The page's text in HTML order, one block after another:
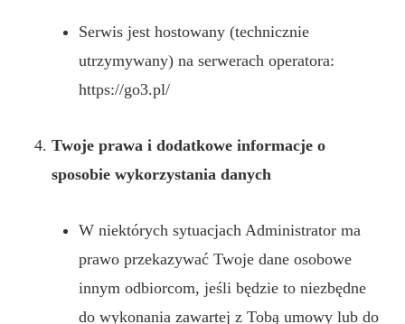
Serwis jest hostowany (technicznie
utrzymywany) na serwerach operatora:
https://go3.pl/
Twoje prawa i dodatkowe informacje o
sposobie wykorzystania danych
W niektórych sytuacjach Administrator ma
prawo przekazywać Twoje dane osobowe
innym odbiorcom, jeśli będzie to niezbędne
do wykonania zawartej z Tobą umowy lub do